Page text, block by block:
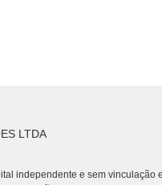
LTDA
independente e sem vinculação